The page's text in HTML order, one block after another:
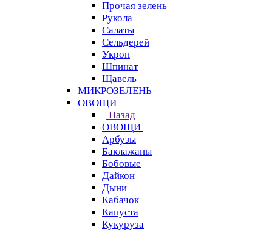
Прочая зелень
Рукола
Салаты
Сельдерей
Укроп
Шпинат
Щавель
МИКРОЗЕЛЕНЬ
ОВОЩИ
Назад
ОВОЩИ
Арбузы
Баклажаны
Бобовые
Дайкон
Дыни
Кабачок
Капуста
Кукуруза